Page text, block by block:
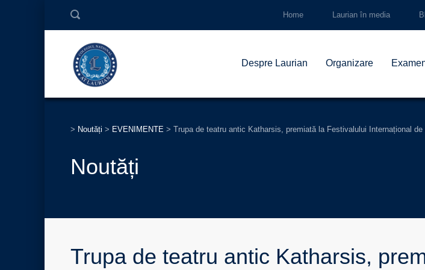
Home Laurian în media
Despre Laurian Organizare
> Noutăți > EVENIMENTE > Trupa de teatru antic Katharsis, premiată la Festivalului Internațional de
Noutăți
Trupa de teatru antic Katharsis,